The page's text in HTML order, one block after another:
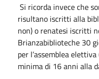
Si ricorda invece che
risultano iscritti alla
non) o renatesi iscritti
Brianzabiblioteche 30
per l’assemblea
minima di 16 anni alla